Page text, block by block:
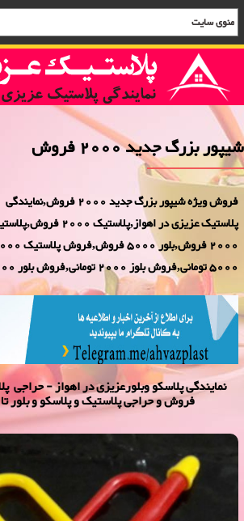
شیپور بزرگ جدید 2000 فروش
فروش ویژه شیپور بزرگ جدید 2000 فروش,نمایندگی
5000 تومانی,فروش بلوز 2000 تومانی,فروش بلور 5000 تومانی
فروش و حراجی پلاستیک و پلاسکو و بلور تا50000 فروش